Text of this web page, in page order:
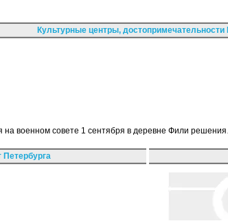
Культурные центры,
на военном совете 1 сентября в деревне Фили
Петербурга